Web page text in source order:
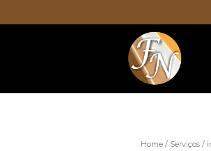
Home Serviços